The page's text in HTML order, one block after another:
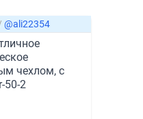
@ali22354
чехлом, с
50-2